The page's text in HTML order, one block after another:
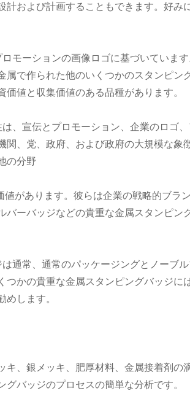
および計画することもできます。好み
モーションの画像ロゴに基づいていま
で作られた他のいくつかのスタンピン
値と収集価値のある品種があります。
、宣伝とプロモーション、企業のロゴ
、党、政府、および政府の大規模な象
の分野
があります。彼らは企業の戦略的ブラ
ーバッジなどの貴重な金属スタンピン
通常、通常のパッケージングとノーブ
かの貴重な金属スタンピングバッジに
します。
、銀メッキ、肥厚材料、金属接着剤の
バッジのプロセスの簡単な分析です。